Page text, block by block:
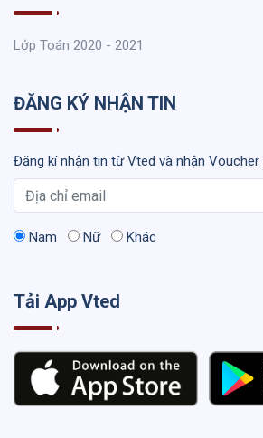
Lớp Toán 2020 - 2021
ĐĂNG KÝ NHẬN TIN
Đăng kí nhận tin từ Vted và nhận Voucher
Nam Nữ Khác
Tải App Vted